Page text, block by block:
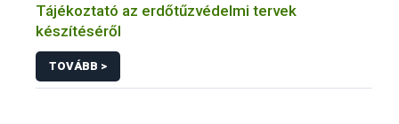
Tájékoztató az erdőtűzvédelmi tervek
készítéséről
TOVÁBB >